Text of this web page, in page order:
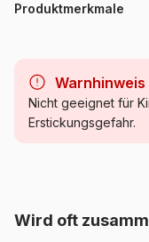
Produktmerkmale
Kategorie
Warnhinweis
Nicht geeignet für
Erstickungsgefahr.
Wird oft